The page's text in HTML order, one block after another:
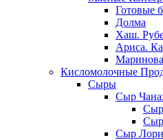
Готовые
Долма
Хаш.
Ариса.
Кисломолочные
Сыры
Сыр
Сыр
Сыр
Сыр Лори